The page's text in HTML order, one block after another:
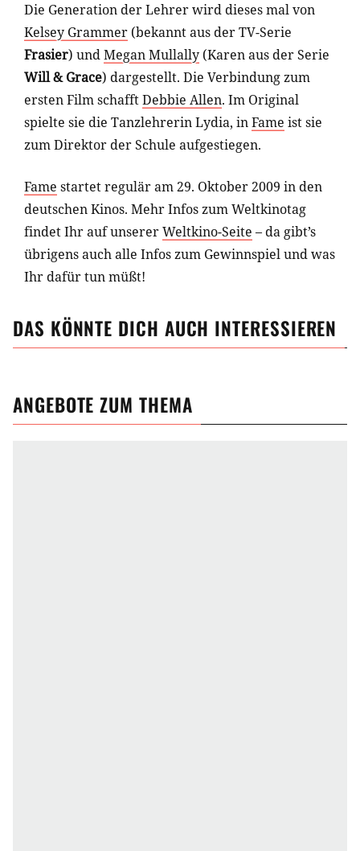
Die Generation der Lehrer wird dieses mal von
Kelsey Grammer (bekannt aus der TV-Serie
Frasier) undMegan Mullally (Karen aus der Serie
Will & Grace) dargestellt. Die Verbindung zum
ersten Film schafftDebbie Allen. Im Original
spielte sie die Tanzlehrerin Lydia, inFame ist sie
zum Direktor der Schule aufgestiegen.
Fame startet regulär am 29. Oktober 2009 in den
deutschen Kinos. Mehr Infos zum Weltkinotag
findet Ihr auf unsererWeltkino-Seite – da gibt’s
übrigens auch alle Infos zum Gewinnspiel und was
Ihr dafür tun müßt!
DAS KÖNNTE DICH AUCH INTERESSIEREN
ANGEBOTE ZUM THEMA